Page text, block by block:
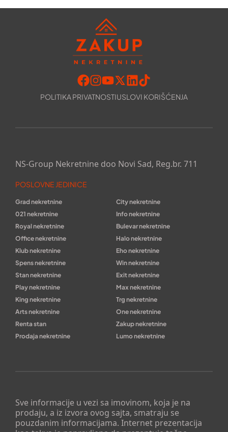
POLITIKA PRIVATNOSTIUSLOVI KORIŠĆENJA
Sve informacije u vezi sa imovinom, koja je na
prodaju, a iz izvora ovog sajta, smatraju se
pouzdanim informacijama. Internet prezentacija
NS-Group Nekretnine doo Novi Sad, Reg.br. 711
POSLOVNE JEDINICE
Grad nekretnine
City nekretnine
021 nekretnine
Info nekretnine
Royal nekretnine
Bulevar nekretnine
Office nekretnine
Halo nekretnine
Klub nekretnine
Eho nekretnine
Spens nekretnine
Win nekretnine
Stan nekretnine
Exit nekretnine
Play nekretnine
Max nekretnine
King nekretnine
Trg nekretnine
Arts nekretnine
One nekretnine
Renta stan
Zakup nekretnine
Prodaja nekretnine
Lumo nekretnine